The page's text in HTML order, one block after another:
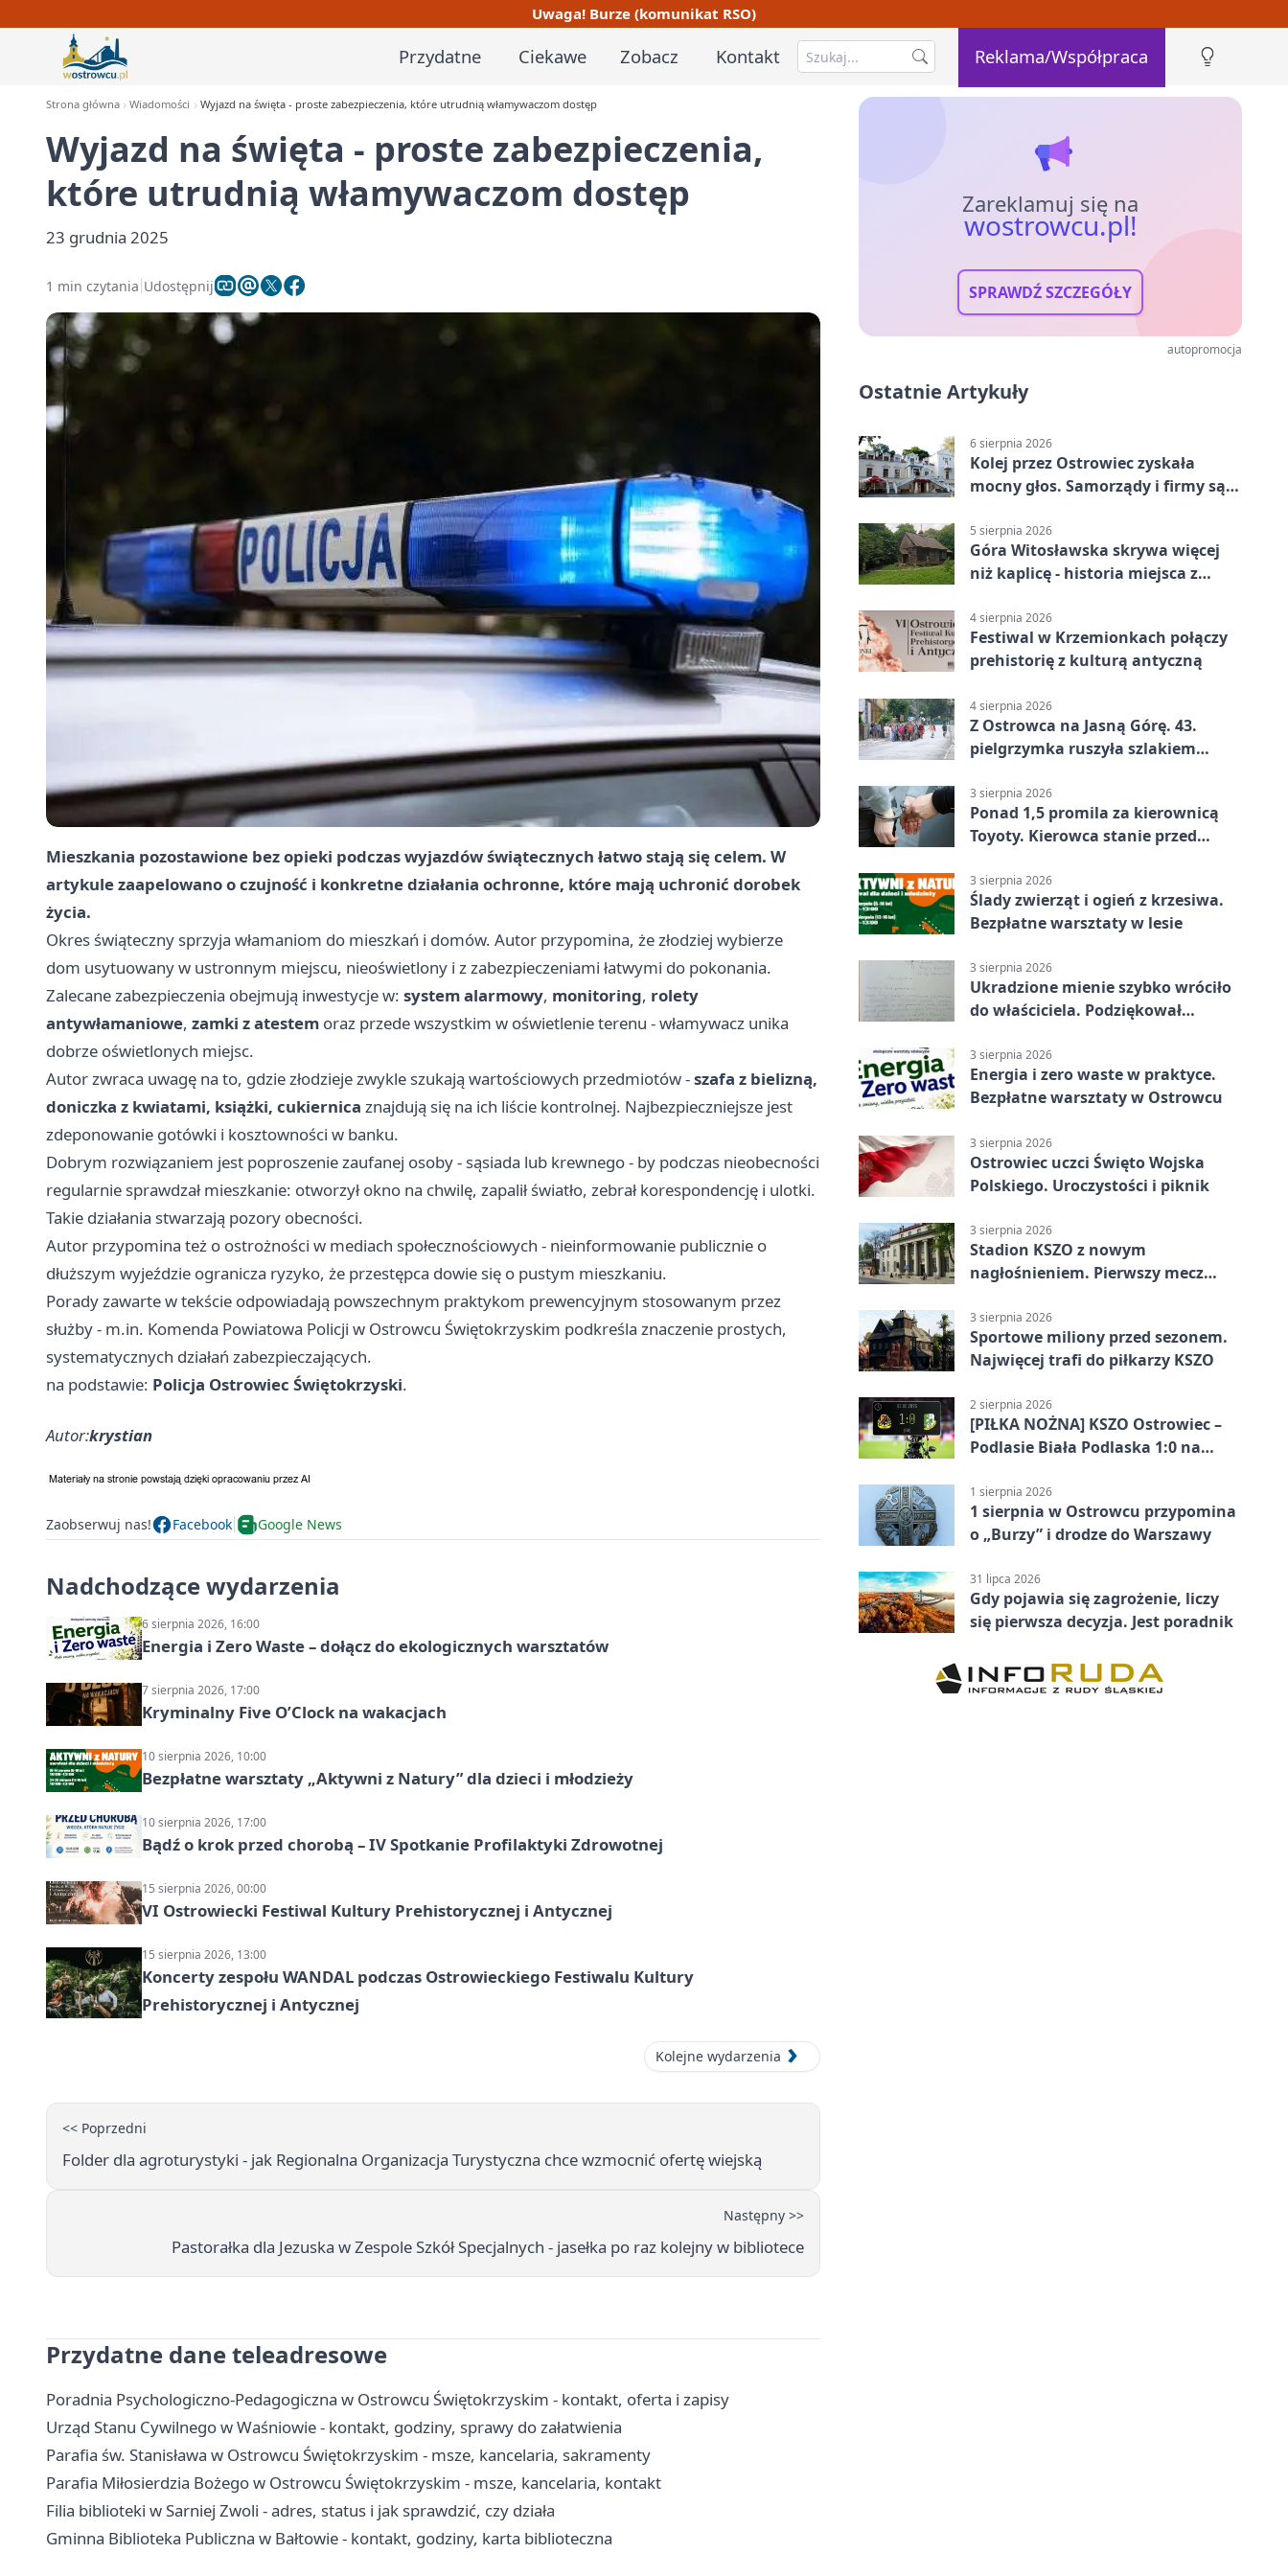
Uwaga! Burze (komunikat RSO)
Przydatne Ciekawe Zobacz Kontakt Reklama/Współpraca
Strona główna Wiadomości Wyjazd na święta - proste zabezpieczenia, które utrudnią włamywaczom dostęp
Wyjazd na święta - proste zabezpieczenia,
które utrudnią włamywaczom dostęp
23 grudnia 2025
1 min czytania Udostępnij
Mieszkania pozostawione bez opieki podczas wyjazdów świątecznych łatwo stają się celem. W
artykule zaapelowano o czujność i konkretne działania ochronne, które mają uchronić dorobek
życia.
Okres świąteczny sprzyja włamaniom do mieszkań i domów. Autor przypomina, że złodziej wybierze
dom usytuowany w ustronnym miejscu, nieoświetlony i z zabezpieczeniami łatwymi do pokonania.
Zalecane zabezpieczenia obejmują inwestycje w: system alarmowy, monitoring, rolety
antywłamaniowe, zamki z atestem oraz przede wszystkim w oświetlenie terenu - włamywacz unika
dobrze oświetlonych miejsc.
Autor zwraca uwagę na to, gdzie złodzieje zwykle szukają wartościowych przedmiotów -szafa z bielizną,
doniczka z kwiatami, książki, cukiernica znajdują się na ich liście kontrolnej. Najbezpieczniejsze jest
zdeponowanie gotówki i kosztowności w banku.
Dobrym rozwiązaniem jest poproszenie zaufanej osoby - sąsiada lub krewnego - by podczas nieobecności
regularnie sprawdzał mieszkanie: otworzył okno na chwilę, zapalił światło, zebrał korespondencję i ulotki.
Takie działania stwarzają pozory obecności.
Autor przypomina też o ostrożności w mediach społecznościowych - nieinformowanie publicznie o
dłuższym wyjeździe ogranicza ryzyko, że przestępca dowie się o pustym mieszkaniu.
Porady zawarte w tekście odpowiadają powszechnym praktykom prewencyjnym stosowanym przez
służby - m.in. Komenda Powiatowa Policji w Ostrowcu Świętokrzyskim podkreśla znaczenie prostych,
systematycznych działań zabezpieczających.
na podstawie: Policja Ostrowiec Świętokrzyski.
Autor:krystian
Zaobserwuj nas! Facebook Google News
Nadchodzące wydarzenia
6 sierpnia 2026, 16:00
Energia i Zero Waste – dołącz do ekologicznych warsztatów
7 sierpnia 2026, 17:00
Kryminalny Five O’Clock na wakacjach
10 sierpnia 2026, 10:00
Bezpłatne warsztaty „Aktywni z Natury” dla dzieci i młodzieży
10 sierpnia 2026, 17:00
Bądź o krok przed chorobą – IV Spotkanie Profilaktyki Zdrowotnej
15 sierpnia 2026, 00:00
VI Ostrowiecki Festiwal Kultury Prehistorycznej i Antycznej
15 sierpnia 2026, 13:00
Koncerty zespołu WANDAL podczas Ostrowieckiego Festiwalu Kultury
Prehistorycznej i Antycznej
Kolejne wydarzenia
<< Poprzedni
Folder dla agroturystyki - jak Regionalna Organizacja Turystyczna chce wzmocnić ofertę wiejską
Następny >>
Pastorałka dla Jezuska w Zespole Szkół Specjalnych - jasełka po raz kolejny w bibliotece
Przydatne dane teleadresowe
Poradnia Psychologiczno-Pedagogiczna w Ostrowcu Świętokrzyskim - kontakt, oferta i zapisy
Urząd Stanu Cywilnego w Waśniowie - kontakt, godziny, sprawy do załatwienia
Parafia św. Stanisława w Ostrowcu Świętokrzyskim - msze, kancelaria, sakramenty
Parafia Miłosierdzia Bożego w Ostrowcu Świętokrzyskim - msze, kancelaria, kontakt
Filia biblioteki w Sarniej Zwoli - adres, status i jak sprawdzić, czy działa
Gminna Biblioteka Publiczna w Bałtowie - kontakt, godziny, karta biblioteczna
Zareklamuj się na
wostrowcu.pl!
SPRAWDŹ SZCZEGÓŁY
autopromocja
Ostatnie Artykuły
6 sierpnia 2026
Kolej przez Ostrowiec zyskała
mocny głos. Samorządy i firmy są
5 sierpnia 2026
Góra Witosławska skrywa więcej
niż kaplicę - historia miejsca z
4 sierpnia 2026
Festiwal w Krzemionkach połączy
prehistorię z kulturą antyczną
4 sierpnia 2026
Z Ostrowca na Jasną Górę. 43.
pielgrzymka ruszyła szlakiem
3 sierpnia 2026
Ponad 1,5 promila za kierownicą
Toyoty. Kierowca stanie przed
3 sierpnia 2026
Ślady zwierząt i ogień z krzesiwa.
Bezpłatne warsztaty w lesie
3 sierpnia 2026
Ukradzione mienie szybko wróciło
do właściciela. Podziękował
3 sierpnia 2026
Energia i zero waste w praktyce.
Bezpłatne warsztaty w Ostrowcu
3 sierpnia 2026
Ostrowiec uczci Święto Wojska
Polskiego. Uroczystości i piknik
3 sierpnia 2026
Stadion KSZO z nowym
nagłośnieniem. Pierwszy mecz
3 sierpnia 2026
Sportowe miliony przed sezonem.
Najwięcej trafi do piłkarzy KSZO
2 sierpnia 2026
[PIŁKA NOŻNA] KSZO Ostrowiec –
Podlasie Biała Podlaska 1:0 na
(Grupa IV)
1 sierpnia 2026
1 sierpnia w Ostrowcu przypomina
o „Burzy” i drodze do Warszawy
31 lipca 2026
Gdy pojawia się zagrożenie, liczy
się pierwsza decyzja. Jest poradnik